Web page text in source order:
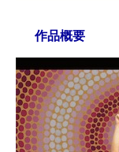
作品概要